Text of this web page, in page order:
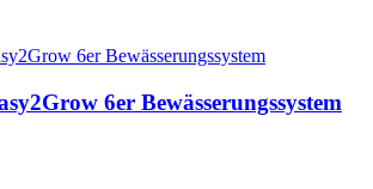
6er Bewässerungssystem